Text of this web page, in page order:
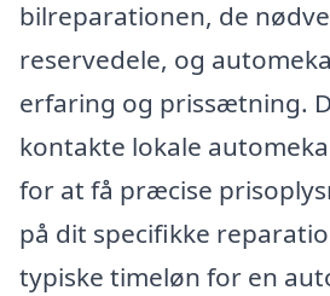
bilreparationen, de
reservedele, og
erfaring og prissætning.
kontakte lokale
for at få præcise
på dit specifikke
typiske timeløn for en